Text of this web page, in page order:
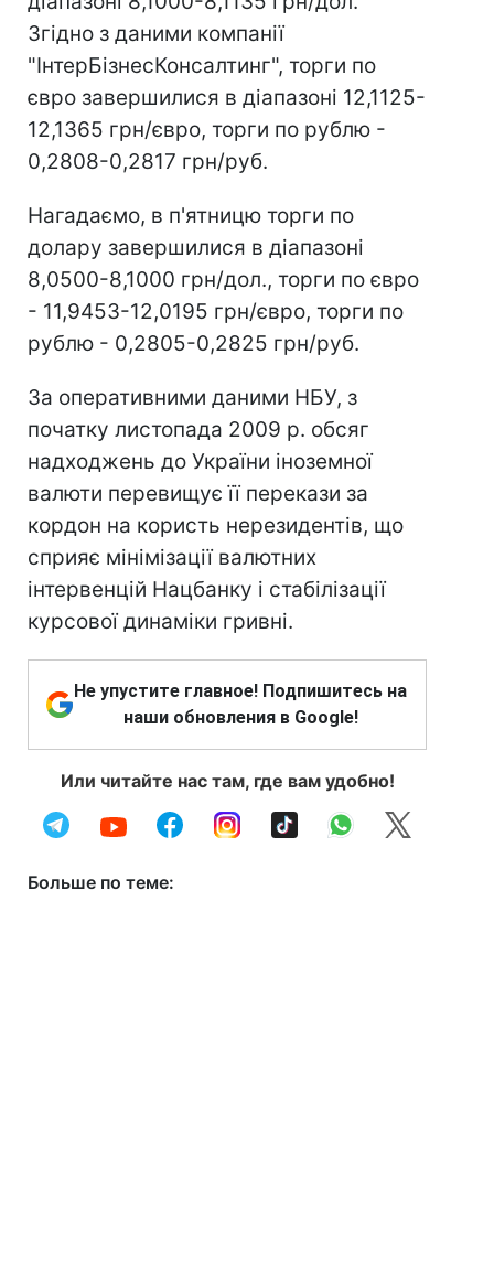
Згідно з даними компанії
"ІнтерБізнесКонсалтинг", торги по
євро завершилися в діапазоні 12,1125-
12,1365 грн/євро, торги по рублю -
0,2808-0,2817 грн/руб.
Нагадаємо, в п'ятницю торги по
долару завершилися в діапазоні
8,0500-8,1000 грн/дол., торги по євро
- 11,9453-12,0195 грн/євро, торги по
рублю - 0,2805-0,2825 грн/руб.
За оперативними даними НБУ, з
початку листопада 2009 р. обсяг
надходжень до України іноземної
валюти перевищує її перекази за
кордон на користь нерезидентів, що
сприяє мінімізації валютних
інтервенцій Нацбанку і стабілізації
курсової динаміки гривні.
Не упустите главное! Подпишитесь на
наши обновления в Google!
Или читайте нас там, где вам удобно!
Больше по теме: